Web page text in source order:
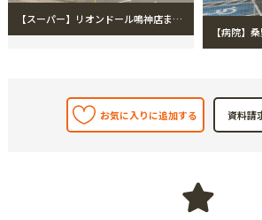
【スーパー】リオンドール鳴神店まで1038m リオンドール鳴神店
お気に入りに追加する